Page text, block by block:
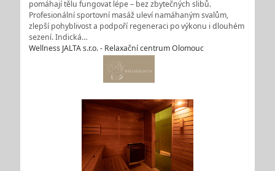
pomáhají tělu fungovat lépe – bez zbytečných slibů.
Profesionální sportovní masáž uleví namáhaným svalům,
zlepší pohyblivost a podpoří regeneraci po výkonu i dlouhém
sezení. Indická…
Wellness JALTA s.r.o. - Relaxační centrum Olomouc